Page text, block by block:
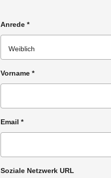
Anrede *
Vorname *
Email *
Soziale Netzwerk URL